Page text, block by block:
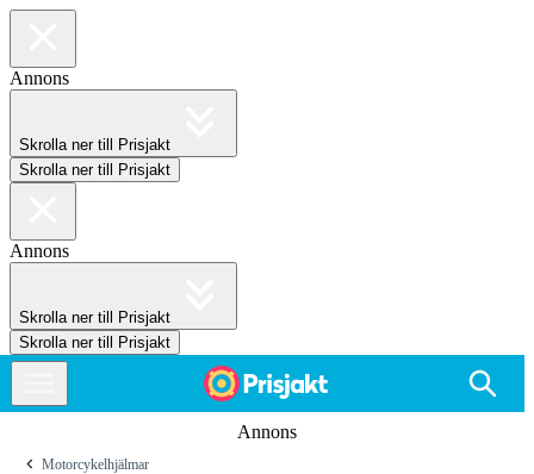
Annons
Skrolla ner till Prisjakt
Skrolla ner till Prisjakt
Annons
Skrolla ner till Prisjakt
Skrolla ner till Prisjakt
Annons
Motorcykelhjälmar